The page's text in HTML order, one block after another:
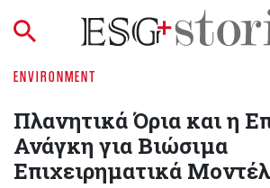
ENVIRONMENT
Πλανητικά Όρια και η
Ανάγκη για Βιώσιμα
Επιχειρηματικά